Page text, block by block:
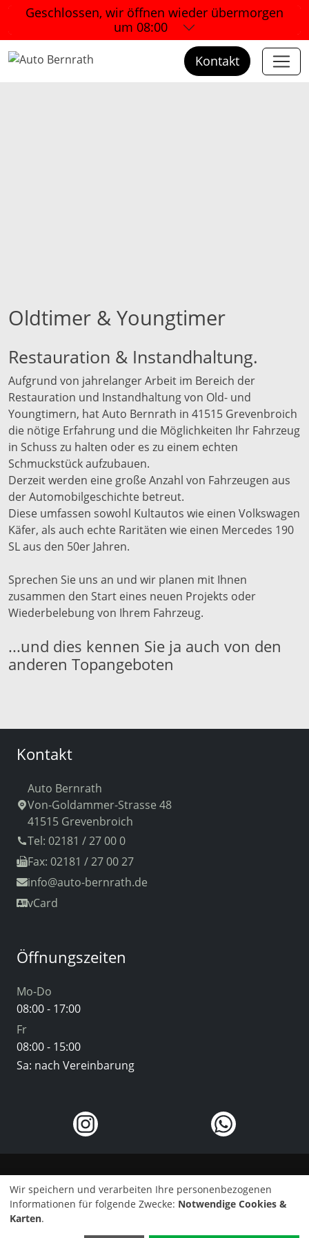
Geschlossen, wir öffnen wieder übermorgen
um 08:00
Kontakt
Oldtimer & Youngtimer
Restauration & Instandhaltung.
Aufgrund von jahrelanger Arbeit im Bereich der
Restauration und Instandhaltung von Old- und
Youngtimern, hat Auto Bernrath in 41515 Grevenbroich
die nötige Erfahrung und die Möglichkeiten Ihr Fahrzeug
in Schuss zu halten oder es zu einem echten
Schmuckstück aufzubauen.
Derzeit werden eine große Anzahl von Fahrzeugen aus
der Automobilgeschichte betreut.
Diese umfassen sowohl Kultautos wie einen Volkswagen
Käfer, als auch echte Raritäten wie einen Mercedes 190
SL aus den 50er Jahren.
Sprechen Sie uns an und wir planen mit Ihnen
zusammen den Start eines neuen Projekts oder
Wiederbelebung von Ihrem Fahrzeug.
...und dies kennen Sie ja auch von den
anderen Topangeboten
Kontakt
Auto Bernrath
Von-Goldammer-Strasse 48
41515 Grevenbroich
Tel: 02181 / 27 00 0
Fax: 02181 / 27 00 27
info@auto-bernrath.de
vCard
Öffnungszeiten
Mo-Do
08:00 - 17:00
Fr
08:00 - 15:00
Sa: nach Vereinbarung
Kontakt
Impressum
Wir speichern und verarbeiten Ihre personenbezogenen
Informationen für folgende Zwecke: Notwendige Cookies &
Karten.